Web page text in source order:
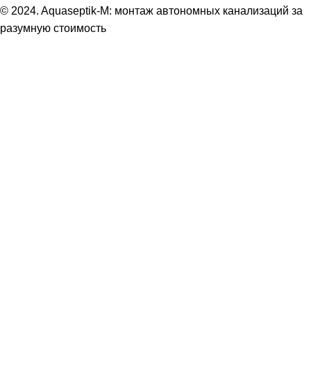
© 2024. Aquaseptik-M: монтаж автономных канализаций за
разумную стоимость